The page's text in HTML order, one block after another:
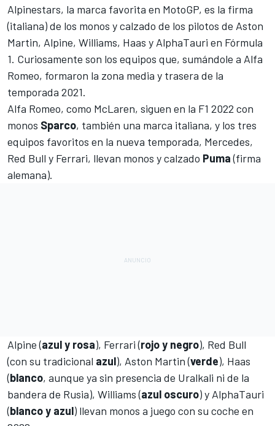
Alpinestars, la marca favorita en MotoGP, es la firma
(italiana) de los monos y calzado de los pilotos de Aston
Martin, Alpine, Williams, Haas y AlphaTauri en Fórmula
1. Curiosamente son los equipos que, sumándole a Alfa
Romeo, formaron la zona media y trasera de la
temporada 2021.
Alfa Romeo, como McLaren, siguen en la F1 2022 con
monos Sparco, también una marca italiana, y los tres
equipos favoritos en la nueva temporada, Mercedes,
Red Bull y Ferrari, llevan monos y calzado Puma(firma
alemana).
Alpine (azul y rosa), Ferrari (rojo y negro), Red Bull
(con su tradicional azul), Aston Martin (verde), Haas
(blanco, aunque ya sin presencia de Uralkali ni de la
bandera de Rusia), Williams (azul oscuro) y AlphaTauri
(blanco y azul) llevan monos a juego con su coche en